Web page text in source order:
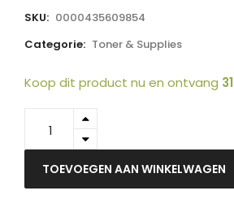
SKU: 0000435609854
Categorie: Toner & Supplies
Koop dit product nu en ontvang 31
RICOH
Toner
Cartridge
TOEVOEGEN AAN WINKELWAGEN